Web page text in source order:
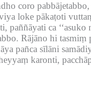
coro
loke pākaṭoti
ca
Rājāno hi tasmiṃ
pañca sīlāni
karonti,